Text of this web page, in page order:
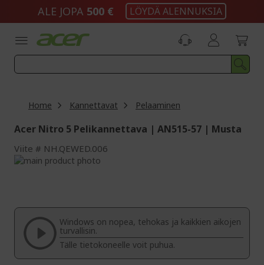
ALE JOPA 500 € LÖYDÄ ALENNUKSIA
Home Kannettavat Pelaaminen
Acer Nitro 5 Pelikannettava | AN515-57 | Musta
Viite NH.QEWED.006
Skip
of
images
gallery
beginning
the
images
gallery
Windows on nopea, tehokas ja kaikkien aikojen
turvallisin.
Tälle tietokoneelle voit puhua.